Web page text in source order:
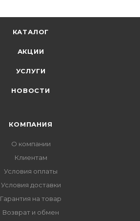
КАТАЛОГ
АКЦИИ
УСЛУГИ
НОВОСТИ
КОМПАНИЯ
О компании
Клиентам
Условия оплаты
Условия доставки
Гарантия на товар
Возврат и обмен